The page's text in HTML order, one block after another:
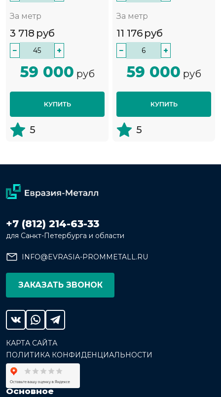
За метр
3 718 руб
− +
59 000 руб
КУПИТЬ
5
За метр
11 176 руб
− +
59 000 руб
КУПИТЬ
5
+7 (812) 214-63-33
для Санкт-Петербурга и области
INFO@EVRASIA-PROMMETALL.RU
ЗАКАЗАТЬ ЗВОНОК
КАРТА САЙТА
ПОЛИТИКА КОНФИДЕНЦИАЛЬНОСТИ
Основное